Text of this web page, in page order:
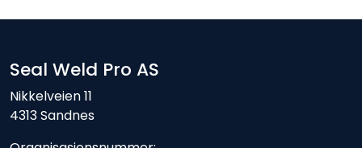
Seal Weld Pro AS
Nikkelveien 11
4313 Sandnes